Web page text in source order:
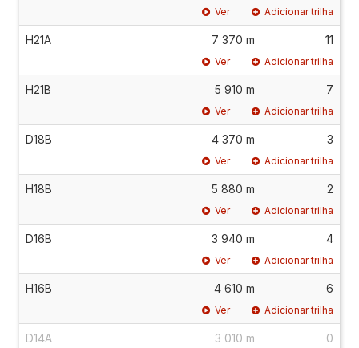
Ver Adicionar trilha
H21A 7 370 m 11
Ver Adicionar trilha
H21B 5 910 m 7
Ver Adicionar trilha
D18B 4 370 m 3
Ver Adicionar trilha
H18B 5 880 m 2
Ver Adicionar trilha
D16B 3 940 m 4
Ver Adicionar trilha
H16B 4 610 m 6
Ver Adicionar trilha
D14A 3 010 m 0